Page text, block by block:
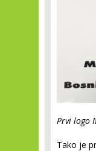
Prvi logo
Tako je